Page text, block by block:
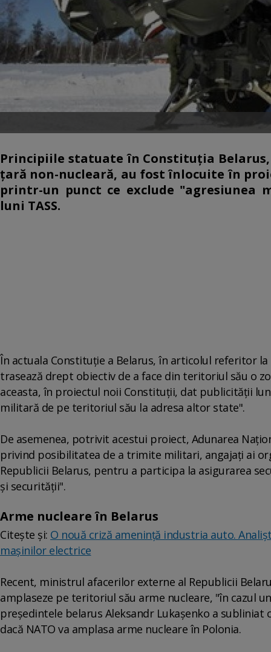
Principiile statuate în Constituţia
ţară non-nucleară, au fost înlocuite în
printr-un punct ce exclude
luni TASS.
În actuala Constituţie a Belarus, în articolul referitor
trasează drept obiectiv de a face din teritoriul său o
aceasta, în proiectul noii Constituţii, dat publicităţii
militară de pe teritoriul său la adresa altor state".
De asemenea, potrivit acestui proiect, Adunarea
privind posibilitatea de a trimite militari, angajaţi ai
Republicii Belarus, pentru a participa la asigurarea
şi securităţii".
Arme nucleare în Belarus
Citește și: O nouă criză amenință industria auto.
mașinilor electrice
Recent, ministrul afacerilor externe al Republicii
amplaseze pe teritoriul său arme nucleare, "în cazul
preşedintele belarus Aleksandr Lukaşenko a
dacă NATO va amplasa arme nucleare în Polonia.